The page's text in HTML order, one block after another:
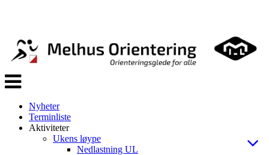
Veksle
navigasjon
Nyheter
Terminliste
Aktiviteter
Ukens løype
Nedlastning UL